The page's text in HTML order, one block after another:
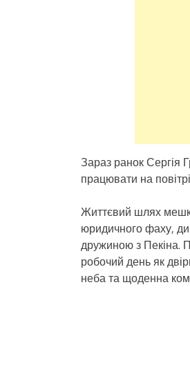
Зараз ранок Сергія
працювати на
Життєвий шлях
юридичного фаху,
дружиною з Пекіна.
робочий день як
неба та щоденна